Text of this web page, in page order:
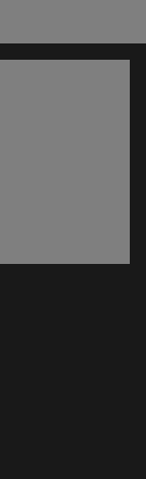
ventana)